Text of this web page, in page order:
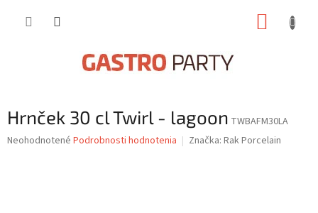
Hrnček 30 cl Twirl - lagoon TWBAFM30LA
Priemerné
Neohodnotené Podrobnosti hodnotenia Značka: Rak Porcelain